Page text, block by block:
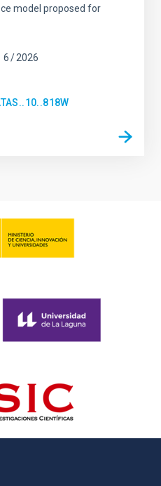
model proposed for
6 2026